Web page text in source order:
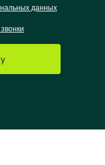
данных